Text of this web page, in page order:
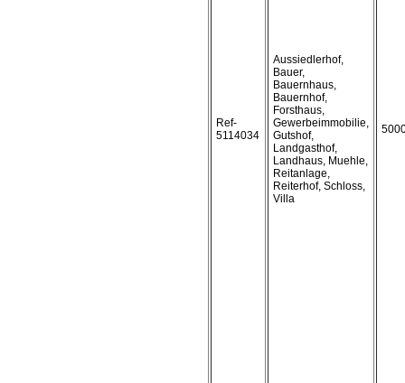
Ref-
5114034
Aussiedlerhof,
Bauer,
Bauernhaus,
Bauernhof,
Forsthaus,
Gewerbeimmobilie,
Gutshof,
Landgasthof,
Landhaus, Muehle,
Reitanlage,
Reiterhof, Schloss,
Villa